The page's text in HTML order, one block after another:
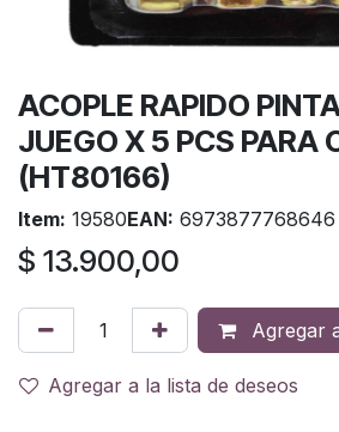
ACOPLE RAPIDO
JUEGO X 5 PCS PARA
(HT80166)
Item: 19580EAN: 6973877768646
$ 13.900,00
Agregar
Agregar a la lista de deseos